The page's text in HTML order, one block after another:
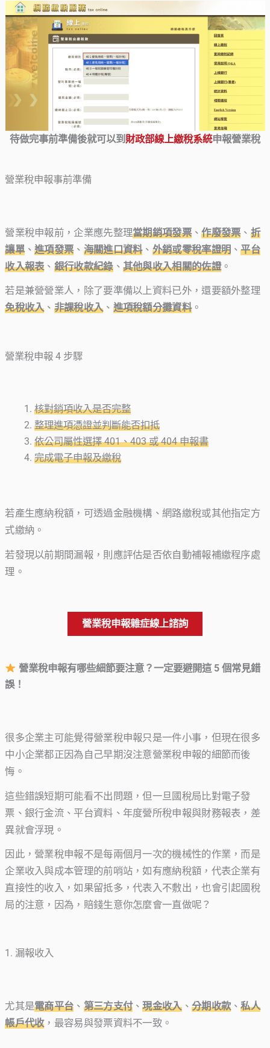
待做完事前準備後就可以到 財政部線上繳稅系統申報營業稅
營業稅申報事前準備
營業稅申報前，企業應先整理當期銷項發票、作廢發票、 折
讓單、進項發票、 海關進口資料、 外銷或零稅率證明 、平台
收入報表 、 銀行收款紀錄、 其他與收入相關的佐證。
若是兼營營業人，除了要準備以上資料已外，還要額外整理
免稅收入 、 非課稅收入 、 進項稅額分攤資料。
營業稅申報 4 步驟
核對銷項收入是否完整
整理進項憑證並判斷能否扣抵
依公司屬性選擇 401、403 或 404 申報書
完成電子申報及繳稅
若產生應納稅額，可透過金融機構、網路繳稅或其他指定方
式繳納。
若發現以前期間漏報，則應評估是否依自動補報補繳程序處
理。
營業稅申報雜症線上諮詢
營業稅申報有哪些細節要注意？一定要避開這 5 個常見錯
誤！
很多企業主可能覺得營業稅申報只是一件小事，但現在很多
中小企業都正因為自己早期沒注意營業稅申報的細節而後
悔。
這些錯誤短期可能看不出問題，但一旦國稅局比對電子發
票、銀行金流、平台資料、年度營所稅申報與財務報表，差
異就會浮現。
因此，營業稅申報不是每兩個月一次的機械性的作業，而是
企業收入與成本管理的前哨站，如有應納稅額，代表企業有
直接性的收入，如果留抵多，代表入不敷出，也會引起國稅
局的注意，因為，賠錢生意你怎麼會一直做呢？
1. 漏報收入
尤其是電商平台 、 第三方支付、現金收入、 分期收款 、私人
帳戶代收，最容易與發票資料不一致。